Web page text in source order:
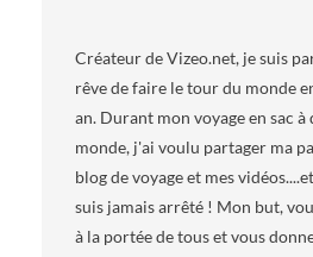
Créateur de Vizeo.net, je suis
rêve de faire le tour du monde
an. Durant mon voyage en sac
monde, j'ai voulu partager ma
blog de voyage et mes
suis jamais arrêté ! Mon but,
à la portée de tous et vous